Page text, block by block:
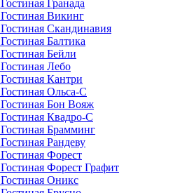
Гостиная Гранада
Гостиная Викинг
Гостиная Скандинавия
Гостиная Балтика
Гостиная Бейли
Гостиная Лебо
Гостиная Кантри
Гостиная Ольса-С
Гостиная Бон Вояж
Гостиная Квадро-С
Гостиная Брамминг
Гостиная Рандеву
Гостиная Форест
Гостиная Форест Графит
Гостиная Оникс